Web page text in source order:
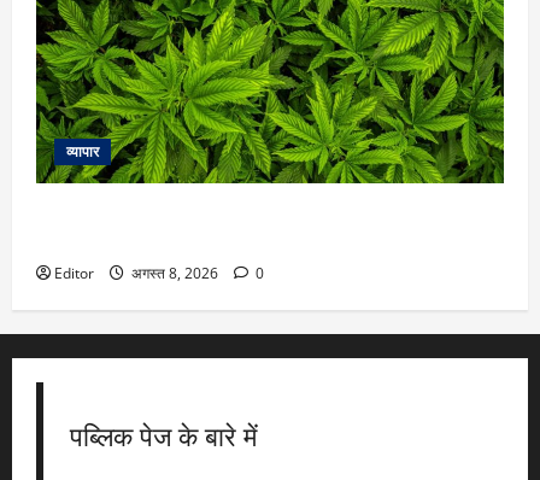
व्यापार
Editor अगस्त 8, 2026 0
पब्लिक पेज के बारे में